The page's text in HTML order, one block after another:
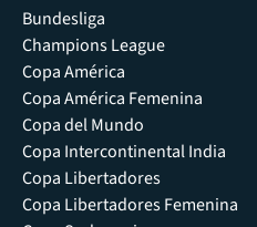
Bundesliga
Champions League
Copa América
Copa América Femenina
Copa del Mundo
Copa Intercontinental India
Copa Libertadores
Copa Libertadores Femenina